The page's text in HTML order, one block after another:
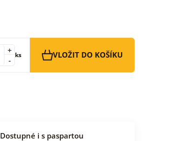
-
+ ks VLOŽIT DO KOŠÍKU
Dostupné i s paspartou